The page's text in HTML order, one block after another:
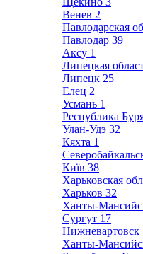
Венев 2
Павлодарская
Павлодар 39
Аксу 1
Липецкая
Липецк 25
Елец 2
Усмань 1
Республика
Улан-Удэ 32
Кяхта 1
Київ 38
Харьковская
Харьков 32
Ханты-
Сургут 17
Нижневартовск
Ханты-